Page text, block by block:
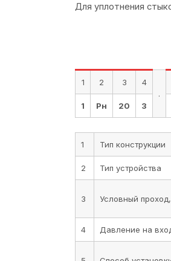
Для уплотнения
1 2 3
4
.
1 Рн 20 3
1 Тип конструкции
2 Тип устройства
3 Условный
4 Давление на